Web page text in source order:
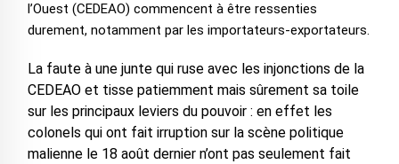
l’Ouest (CEDEAO) commencent à être ressenties
durement, notamment par les importateurs-exportateurs.
La faute à une junte qui ruse avec les injonctions de la
CEDEAO et tisse patiemment mais sûrement sa toile
sur les principaux leviers du pouvoir : en effet les
colonels qui ont fait irruption sur la scène politique
malienne le 18 août dernier n’ont pas seulement fait